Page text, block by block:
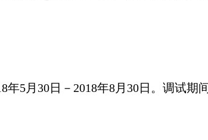
年5月 30日 － 2018年8月 30日。调试期